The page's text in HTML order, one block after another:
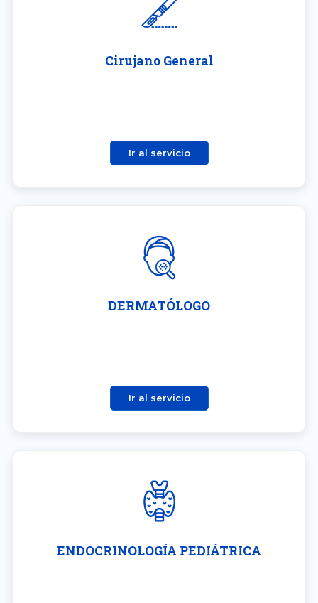
Cirujano General
Ir al servicio
DERMATÓLOGO
Ir al servicio
ENDOCRINOLOGÍA PEDIÁTRICA